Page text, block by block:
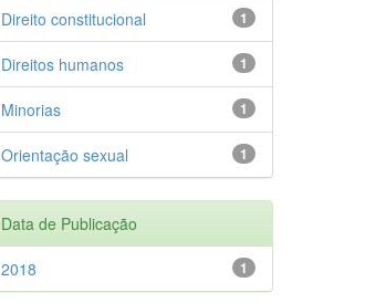
1
Direito constitucional
1
Direitos humanos
1
Minorias
1
Orientação sexual
Data de Publicação
1
2018